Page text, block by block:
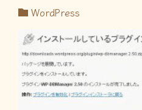
WordPress